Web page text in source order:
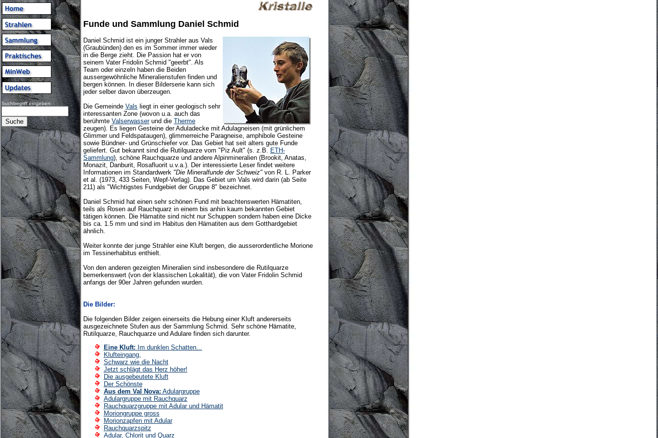
Suchbegriff eingeben:
Funde und Sammlung Daniel Schmid
Daniel Schmid ist ein junger Strahler aus Vals
(Graubünden) den es im Sommer immer wieder
in die Berge zieht. Die Passion hat er von
seinem Vater Fridolin Schmid "geerbt". Als
Team oder einzeln haben die Beiden
aussergewöhnliche Mineralienstufen finden und
bergen können. In dieser Bilderserie kann sich
jeder selber davon überzeugen.
Die Gemeinde Vals liegt in einer geologisch sehr
interessanten Zone (wovon u.a. auch das
berühmte Valserwasserund die Therme
zeugen). Es liegen Gesteine der Aduladecke mit Adulagneisen (mit grünlichem
Glimmer und Feldspataugen), glimmerreiche Paragneise, amphibole Gesteine
sowie Bündner- und Grünschiefer vor. Das Gebiet hat seit alters gute Funde
geliefert. Gut bekannt sind die Rutilquarze vom "Piz Ault" (s. z.B. ETH-
Sammlung), schöne Rauchquarze und andere Alpinmineralien (Brookit, Anatas,
Monazit, Danburit, Rosafluorit u.v.a.). Der interessierte Leser findet weitere
Informationen im Standardwerk "Die Mineralfunde der Schweiz" von R. L. Parker
et al. (1973, 433 Seiten, Wepf-Verlag). Das Gebiet um Vals wird darin (ab Seite
211) als "Wichtigstes Fundgebiet der Gruppe 8" bezeichnet.
Daniel Schmid hat einen sehr schönen Fund mit beachtenswerten Hämatiten,
teils als Rosen auf Rauchquarz in einem bis anhin kaum bekannten Gebiet
tätigen können. Die Hämatite sind nicht nur Schuppen sondern haben eine Dicke
bis ca. 1.5 mm und sind im Habitus den Hämatiten aus dem Gotthardgebiet
ähnlich.
Weiter konnte der junge Strahler eine Kluft bergen, die ausserordentliche Morione
im Tessinerhabitus enthielt.
Von den anderen gezeigten Mineralien sind insbesondere die Rutilquarze
bemerkenswert (von der klassischen Lokalität), die von Vater Fridolin Schmid
anfangs der 90er Jahren gefunden wurden.
Die Bilder:
Die folgenden Bilder zeigen einerseits die Hebung einer Kluft andererseits
ausgezeichnete Stufen aus der Sammlung Schmid. Sehr schöne Hämatite,
Rutilquarze, Rauchquarze und Adulare finden sich darunter.
Eine Kluft: Im dunklen Schatten...
Klufteingang,
Schwarz wie die Nacht
Jetzt schlägt das Herz höher!
Die ausgebeutete Kluft
Der Schönste
Aus dem Val Nova: Adulargruppe
Adulargruppe mit Rauchquarz
Rauchquarzgruppe mit Adular und Hämatit
Moriongruppe gross
Morionzapfen mit Adular
Rauchquarzspitz
Adular, Chlorit und Quarz